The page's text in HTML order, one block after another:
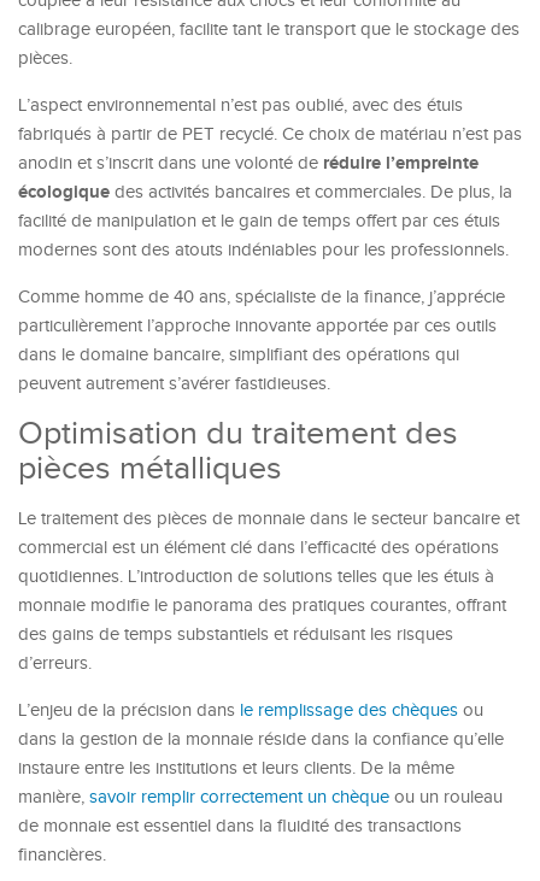
calibrage européen, facilite tant le transport que le stockage des
pièces.
L’aspect environnemental n’est pas oublié, avec des étuis
fabriqués à partir de PET recyclé. Ce choix de matériau n’est pas
anodin et s’inscrit dans une volonté de réduire l’empreinte
écologique des activités bancaires et commerciales. De plus, la
facilité de manipulation et le gain de temps offert par ces étuis
modernes sont des atouts indéniables pour les professionnels.
Comme homme de 40 ans, spécialiste de la finance, j’apprécie
particulièrement l’approche innovante apportée par ces outils
dans le domaine bancaire, simplifiant des opérations qui
peuvent autrement s’avérer fastidieuses.
Optimisation du traitement des
pièces métalliques
Le traitement des pièces de monnaie dans le secteur bancaire et
commercial est un élément clé dans l’efficacité des opérations
quotidiennes. L’introduction de solutions telles que les étuis à
monnaie modifie le panorama des pratiques courantes, offrant
des gains de temps substantiels et réduisant les risques
d’erreurs.
L’enjeu de la précision dans le remplissage des chèques ou
dans la gestion de la monnaie réside dans la confiance qu’elle
instaure entre les institutions et leurs clients. De la même
manière, savoir remplir correctement un chèque ou un rouleau
de monnaie est essentiel dans la fluidité des transactions
financières.